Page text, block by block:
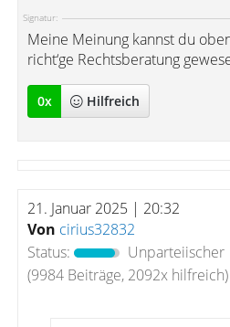
Signatur:
Meine Meinung kannst du
richt‘ge Rechtsberatung
0x Hilfreich
21. Januar 2025 | 20:32
Von cirius32832
Status:
Unparteiischer
(9984 Beiträge, 2092x hilfreich)